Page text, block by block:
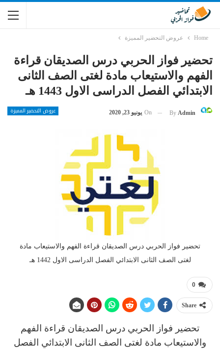
Home عروض التحضير المميزة
تحضير فواز الحربي درس الصديقان قراءة
الفهم والاستيعاب مادة لغتى الصف الثانى
الابتدائي الفصل الدراسى الاول 1443 هـ
عروض التحضير المميزة By Admin
On يونيو 23, 2020
تحضير فواز الحربي درس الصديقان قراءة الفهم والاستيعاب مادة
لغتى الصف الثانى الابتدائي الفصل الدراسى الاول 1442 هـ
0
Share
تحضير فواز الحربي درس الصديقان قراءة الفهم
والاستيعاب مادة لغتى
الصف الثانى الابتدائي الفصل